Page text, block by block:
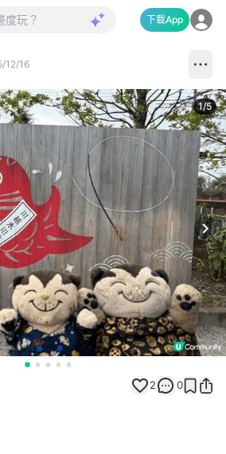
下載App
12/16
1/5
2 0